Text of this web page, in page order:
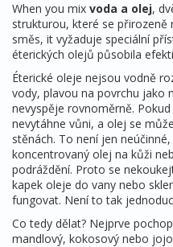
When you mix voda a olej,
strukturou, které se přirozeně
směs, it vyžaduje speciální
éterických olejů působila
Éterické oleje nejsou vodně
vody, plavou na povrchu jako
nevyspěje rovnoměrně.
nevytáhne vůni, a olej se
stěnách. To není jen
koncentrovaný olej na kůži
podráždění. Proto se
kapek oleje do vany nebo
fungovat. Není to tak
Co tedy dělat? Nejprve
mandlový, kokosový nebo